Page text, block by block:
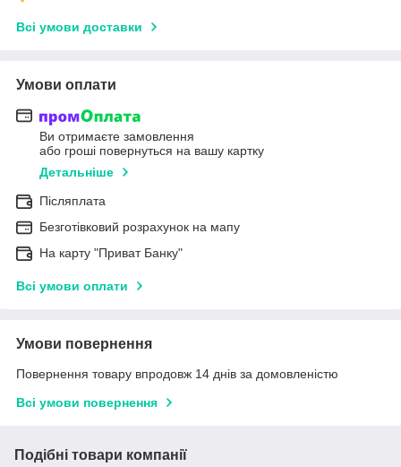
Всі умови доставки
Умови оплати
Ви отримаєте замовлення
або гроші повернуться на вашу картку
Детальніше
Післяплата
Безготівковий розрахунок на мапу
На карту "Приват Банку"
Всі умови оплати
Умови повернення
Повернення товару впродовж 14 днів за домовленістю
Всі умови повернення
Подібні товари компанії